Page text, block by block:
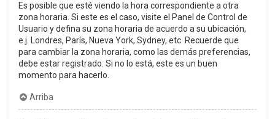
Es posible que esté viendo la hora correspondiente a otra
zona horaria. Si este es el caso, visite el Panel de Control de
Usuario y defina su zona horaria de acuerdo a su ubicación,
e.j. Londres, París, Nueva York, Sydney, etc. Recuerde que
para cambiar la zona horaria, como las demás preferencias,
debe estar registrado. Si no lo está, este es un buen
momento para hacerlo.
Arriba